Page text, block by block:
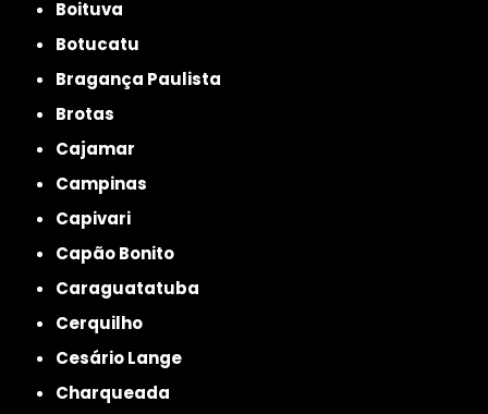
Boituva
Botucatu
Bragança Paulista
Brotas
Cajamar
Campinas
Capivari
Capão Bonito
Caraguatatuba
Cerquilho
Cesário Lange
Charqueada